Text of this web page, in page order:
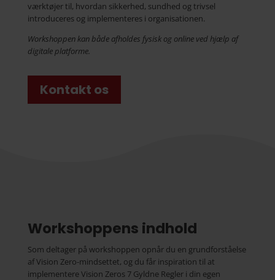
værktøjer til, hvordan sikkerhed, sundhed og trivsel
introduceres og implementeres i organisationen.
Workshoppen kan både afholdes fysisk og online ved hjælp af
digitale platforme.
Kontakt os
Workshoppens indhold
Som deltager på workshoppen opnår du en grundforståelse
af Vision Zero-mindsettet, og du får inspiration til at
implementere Vision Zeros 7 Gyldne Regler i din egen